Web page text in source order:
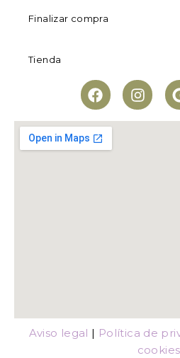
Finalizar compra
Tienda
Aviso legal | Política de
cookies